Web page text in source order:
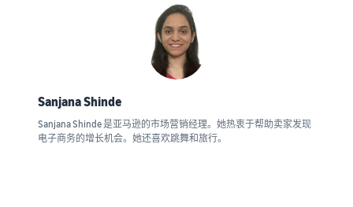
Sanjana Shinde
Sanjana Shinde 是亚马逊的市场营销经理。她热衷于帮助卖家发现
电子商务的增长机会。她还喜欢跳舞和旅行。